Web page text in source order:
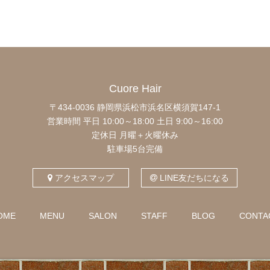
Cuore Hair
〒434-0036 静岡県浜松市浜名区横須賀147-1
営業時間 平日 10:00～18:00 土日 9:00～16:00
定休日 月曜＋火曜休み
駐車場5台完備
アクセスマップ LINE友だちになる
MENU SALON STAFF BLOG